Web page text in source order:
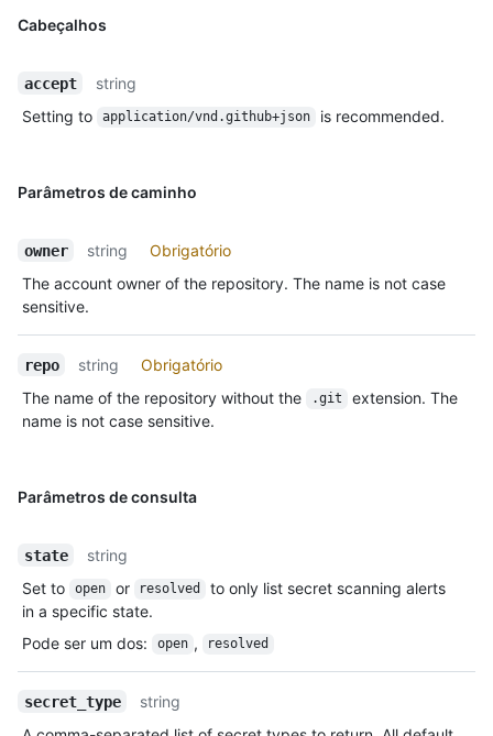
Cabeçalhos
accept
string
Setting to
application/vnd.github+json is recommended.
Parâmetros de caminho
owner string
Obrigatório
The account owner of the repository. The name is not case
sensitive.
repo string
Obrigatório
The name of the repository without the
.git
extension. The
name is not case sensitive.
Parâmetros de consulta
state
string
Set to
open or resolved
to only list secret scanning alerts
in a specific state.
Pode ser um dos: open , resolved
secret_type
string